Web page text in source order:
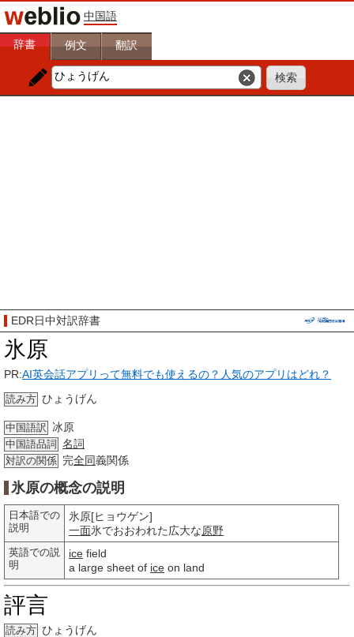
中国語
辞書 例文 翻訳
EDR日中対訳辞書
氷原
PR:AI英会話アプリって無料でも使えるの？人気のアプリはどれ？
読み方 ひょうげん
中国語訳 冰原
中国語品詞 名詞
対訳の関係 完全同義関係
氷原の概念の説明
日本語での
説明
氷原[ヒョウゲン]
一面氷でおおわれた広大な原野
英語での説
明
ice field
a large sheet of ice on land
評言
読み方 ひょうげん